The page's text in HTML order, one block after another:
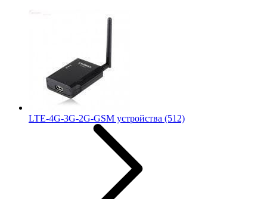
LTE-4G-3G-2G-GSM устройства (512)